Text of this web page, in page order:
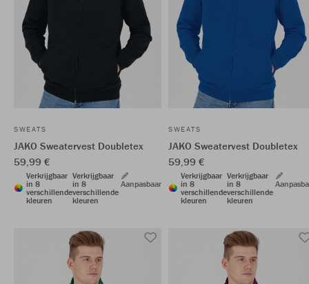
SWEATS
JAKO Sweatervest Doubletex
59,99 €
Verkrijgbaar
in 8
verschillende
kleuren
Verkrijgbaar
in 8
verschillende
kleuren
Aanpasbaar
SWEATS
JAKO Sweatervest Doubletex
59,99 €
Verkrijgbaar
in 8
verschillende
kleuren
Verkrijgbaar
in 8
verschillende
kleuren